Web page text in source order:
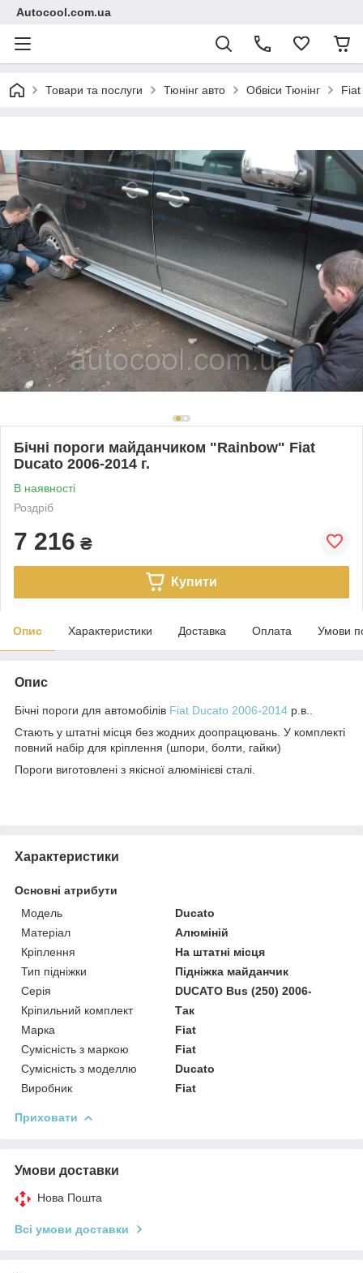
Autocool.com.ua
Товари та послуги Тюнінг авто Обвіси Тюнінг Fiat
Бічні пороги майданчиком "Rainbow" Fiat
Ducato 2006-2014 г.
В наявності
Роздріб
7 216 ₴
Купити
Опис Характеристики Доставка Оплата Умови
Опис
Бічні пороги для автомобілів Fiat Ducato 2006-2014 р.в.
Стають у штатні місця без жодних доопрацювань. У комплекті
повний набір для кріплення (шпори, болти, гайки)
Пороги виготовлені з якісної алюмінієві сталі.
Характеристики
Основні атрибути
Модель
Ducato
Матеріал
Алюміній
Кріплення
На штатні місця
Тип підніжки
Підніжка майданчик
Серія
DUCATO Bus (250) 2006-
Кріпильний комплект
Так
Марка
Fiat
Сумісність з маркою
Fiat
Сумісність з моделлю
Ducato
Виробник
Fiat
Приховати
Умови доставки
Нова Пошта
Всі умови доставки